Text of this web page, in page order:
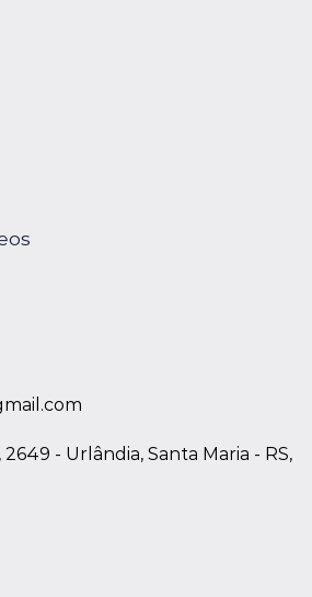
- Urlândia, Santa Maria - RS,